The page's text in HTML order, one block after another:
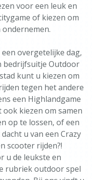
voor een leuk en
of kiezen om
overgetelijke dag,
bedrijfsuitje Outdoor
kunt u kiezen om
tegen het andere
een Highlandgame
kiezen om samen
op te lossen, of een
u van een Crazy
scooter rijden?!
u de leukste en
rubriek outdoor spel